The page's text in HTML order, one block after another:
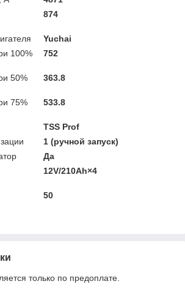
874
Yuchai
100%
752
50%
363.8
75%
533.8
TSS Prof
1 (ручной запуск)
Да
12V/210Ah×4
50
только по предоплате.